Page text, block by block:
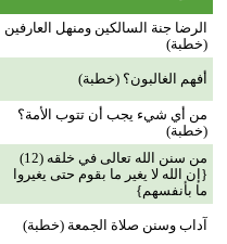
الرضا جنة السالكين ومنهل العارفين
(خطبة)
أفهم الغالبون؟ (خطبة)
من أي شيء يجب أن تتوب الأمة؟
(خطبة)
من سنن الله تعالى في خلقه (12)
{إن الله لا يغير ما بقوم حتى يغيروا
ما بأنفسهم}
آداب وسنن صلاة الجمعة (خطبة)